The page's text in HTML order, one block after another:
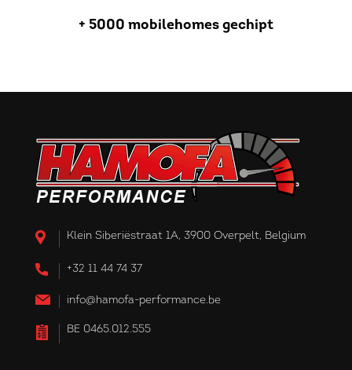
+ 5000 mobilehomes gechipt
Klein Siberiëstraat 1A, 3900 Overpelt, Belgium
+32 11 44 74 37
info@hamofa-performance.be
BE 0465.012.555